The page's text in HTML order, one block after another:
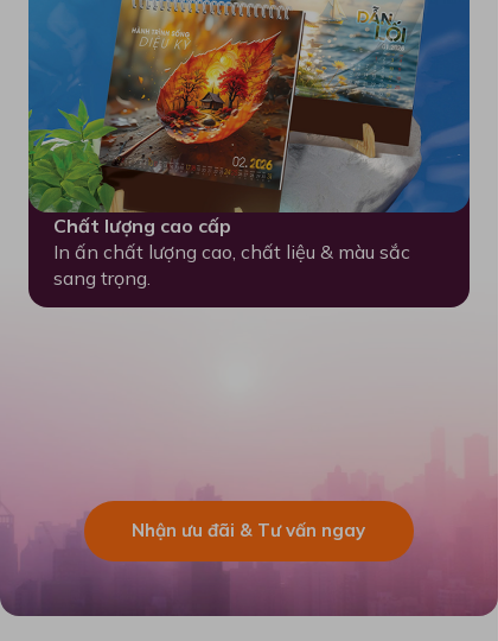
Chất lượng cao cấp
In ấn chất lượng cao, chất liệu & màu sắc
sang trọng.
Nhận ưu đãi & Tư vấn ngay